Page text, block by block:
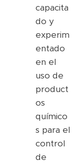
capacita
do y
experim
entado
en el
uso de
product
os
químico
s para el
control
de